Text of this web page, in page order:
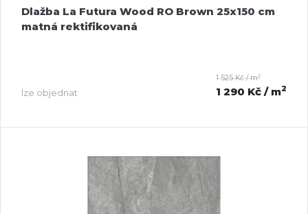
Dlažba La Futura Wood RO Brown 25x150 cm
matná rektifikovaná
lze objednat
1 525 Kč / m2
1 290 Kč / m2